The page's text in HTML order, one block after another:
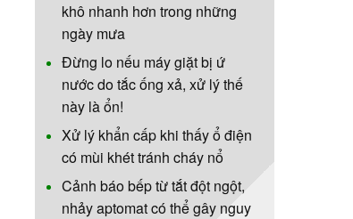
khô nhanh hơn trong những
ngày mưa
Đừng lo nếu máy giặt bị ứ
nước do tắc ống xả, xử lý thế
này là ổn!
Xử lý khẩn cấp khi thấy ổ điện
có mùi khét tránh cháy nổ
Cảnh báo bếp từ tắt đột ngột,
nhảy aptomat có thể gây nguy